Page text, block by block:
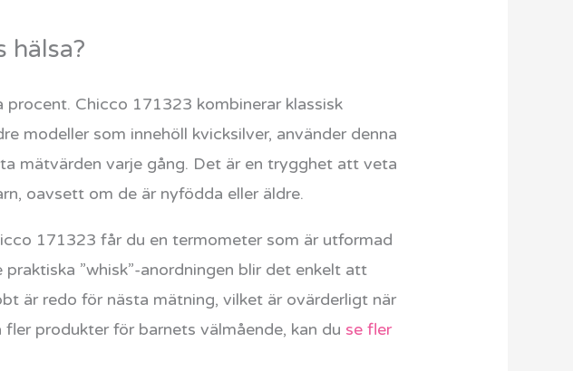
hälsa?
Chicco 171323 kombinerar klassisk
modeller som innehöll kvicksilver, använder denna
mätvärden varje gång. Det är en trygghet att veta
oavsett om de är nyfödda eller äldre.
171323 får du en termometer som är utformad
”whisk”-anordningen blir det enkelt att
är redo för nästa mätning, vilket är ovärderligt när
produkter för barnets välmående, kan du se fler